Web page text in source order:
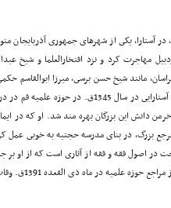
در آستارا، یکى از شهرهاى جمهورى آذربایجان
به اردبیل مهاجرت کرد و نزد افتخارالعلما و
مانند شیخ حسن برسى، میرزا ابوالقاسم
قزوینى کسب دانش و اخلاق نمود. آیت الله
دانش این بزرگان بهره مند شد. او که در
مرجع بزرگ، در بناى مدرسه حجتیه به خوبى
در اصول فقه و فقه از آثارى است که از او بر
خدمات شایان